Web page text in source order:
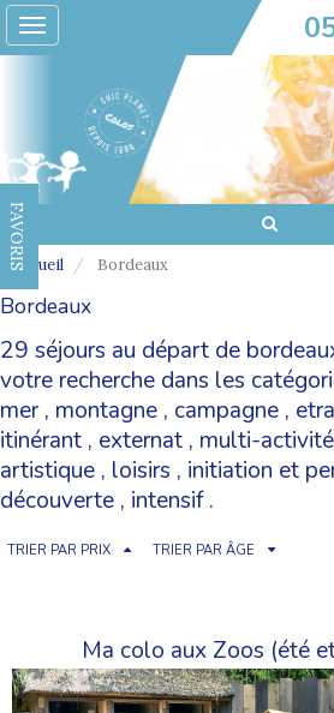
Toggle
navigation
FAVORIS
Accueil Bordeaux
Bordeaux
29 séjours au départ de
votre recherche dans les
mer, montagne , campagne ,
itinérant , externat , multi-
artistique , loisirs , initiation et
découverte , intensif.
TRIER PAR PRIX TRIER PAR ÂGE
Ma colo aux Zoos (été